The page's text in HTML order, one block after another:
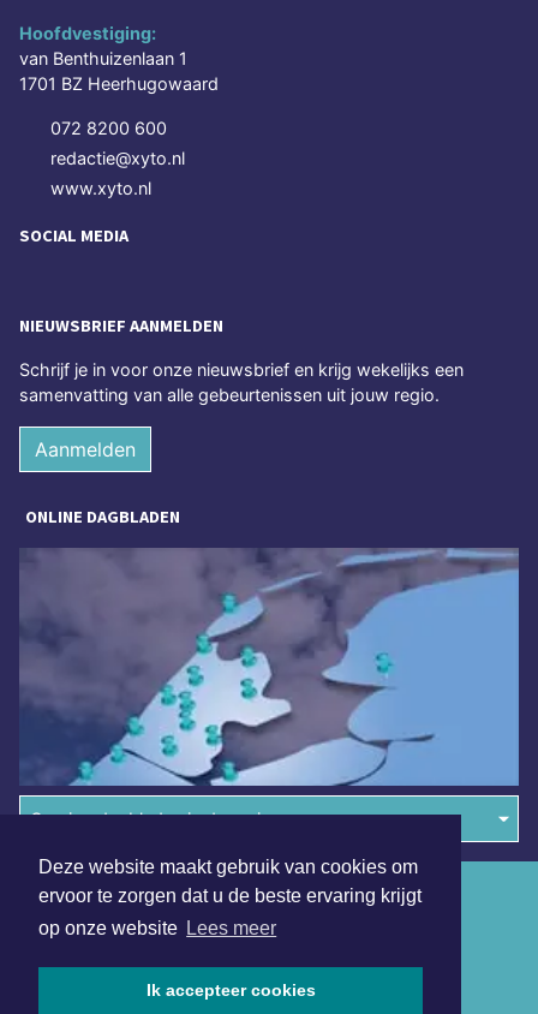
Deze website maakt gebruik van cookies om
ervoor te zorgen dat u de beste ervaring krijgt
op onze website Lees meer
Ik accepteer cookies
Hoofdvestiging:
van Benthuizenlaan 1
1701 BZ Heerhugowaard
072 8200 600
redactie@xyto.nl
www.xyto.nl
SOCIAL MEDIA
NIEUWSBRIEF AANMELDEN
Schrijf je in voor onze nieuwsbrief en krijg wekelijks een
samenvatting van alle gebeurtenissen uit jouw regio.
Aanmelden
ONLINE DAGBLADEN
Overige dagbladen in de regio
Algemene voorwaarden
Disclaimer